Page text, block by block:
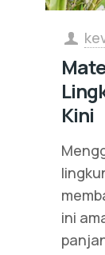
Kini
ini